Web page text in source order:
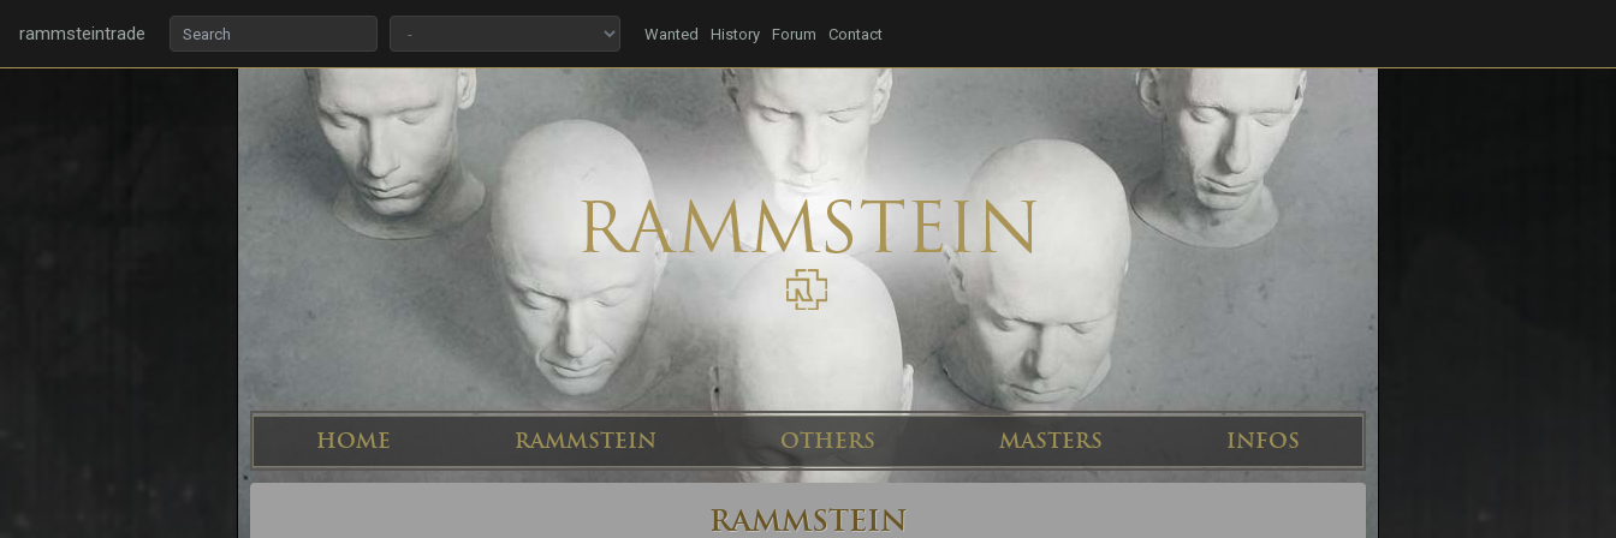
rammsteintrade Wanted History Forum Contact
HOME RAMMSTEIN OTHERS MASTERS INFOS
RAMMSTEIN